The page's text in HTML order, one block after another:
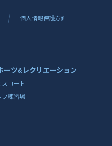
個人情報保護方針
ーツ&レクリエーション
スコート
フ練習場